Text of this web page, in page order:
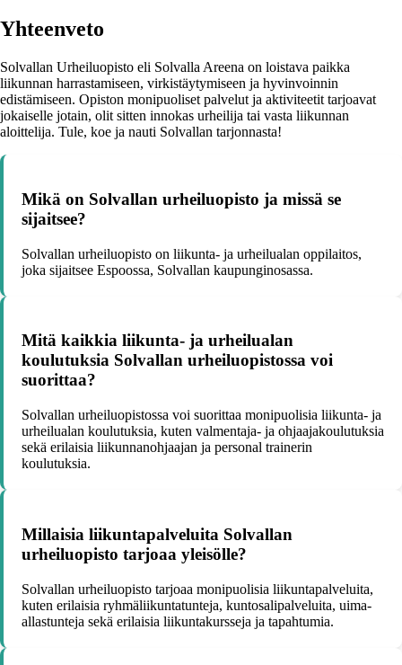
Yhteenveto
Solvallan Urheiluopisto eli Solvalla Areena on loistava paikka
liikunnan harrastamiseen, virkistäytymiseen ja hyvinvoinnin
edistämiseen. Opiston monipuoliset palvelut ja aktiviteetit tarjoavat
jokaiselle jotain, olit sitten innokas urheilija tai vasta liikunnan
aloittelija. Tule, koe ja nauti Solvallan tarjonnasta!
Mikä on Solvallan urheiluopisto ja missä se
sijaitsee?
Solvallan urheiluopisto on liikunta- ja urheilualan oppilaitos,
joka sijaitsee Espoossa, Solvallan kaupunginosassa.
Mitä kaikkia liikunta- ja urheilualan
koulutuksia Solvallan urheiluopistossa voi
suorittaa?
Solvallan urheiluopistossa voi suorittaa monipuolisia liikunta- ja
urheilualan koulutuksia, kuten valmentaja- ja ohjaajakoulutuksia
sekä erilaisia liikunnanohjaajan ja personal trainerin
koulutuksia.
Millaisia liikuntapalveluita Solvallan
urheiluopisto tarjoaa yleisölle?
Solvallan urheiluopisto tarjoaa monipuolisia liikuntapalveluita,
kuten erilaisia ryhmäliikuntatunteja, kuntosalipalveluita, uima-
allastunteja sekä erilaisia liikuntakursseja ja tapahtumia.